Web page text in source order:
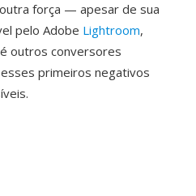
força — apesar de sua
pelo Adobe Lightroom,
outros conversores
primeiros negativos